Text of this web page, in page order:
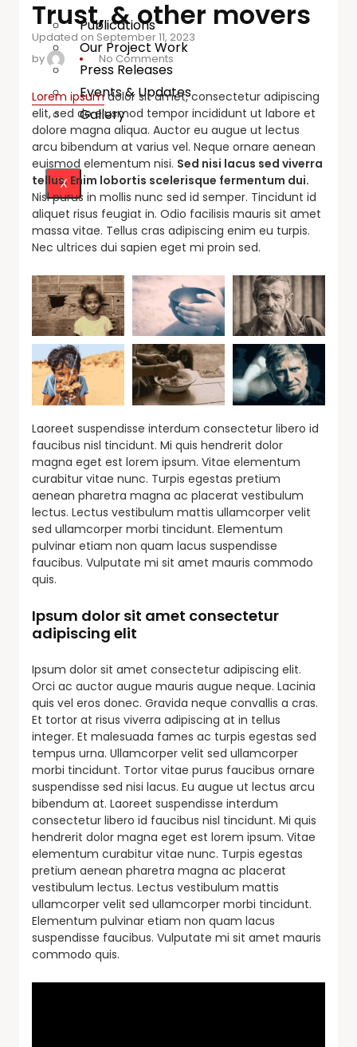
Publications
Our Project Work
Press Releases
Events & Updates
Gallery
X
Trust, & other movers
Updated on September 11, 2023
by
No Comments
Lorem ipsumdolor sit amet, consectetur adipiscing
elit, sed do eiusmod tempor incididunt ut labore et
dolore magna aliqua. Auctor eu augue ut lectus
arcu bibendum at varius vel. Neque ornare aenean
euismod elementum nisi. Sed nisi lacus sed viverra
tellus. Enim lobortis scelerisque fermentum dui.
Nisl purus in mollis nunc sed id semper. Tincidunt id
aliquet risus feugiat in. Odio facilisis mauris sit amet
massa vitae. Tellus cras adipiscing enim eu turpis.
Nec ultrices dui sapien eget mi proin sed.
Laoreet suspendisse interdum consectetur libero id
faucibus nisl tincidunt. Mi quis hendrerit dolor
magna eget est lorem ipsum. Vitae elementum
curabitur vitae nunc. Turpis egestas pretium
aenean pharetra magna ac placerat vestibulum
lectus. Lectus vestibulum mattis ullamcorper velit
sed ullamcorper morbi tincidunt. Elementum
pulvinar etiam non quam lacus suspendisse
faucibus. Vulputate mi sit amet mauris commodo
quis.
Ipsum dolor sit amet consectetur
adipiscing elit
Ipsum dolor sit amet consectetur adipiscing elit.
Orci ac auctor augue mauris augue neque. Lacinia
quis vel eros donec. Gravida neque convallis a cras.
Et tortor at risus viverra adipiscing at in tellus
integer. Et malesuada fames ac turpis egestas sed
tempus urna. Ullamcorper velit sed ullamcorper
morbi tincidunt. Tortor vitae purus faucibus ornare
suspendisse sed nisi lacus. Eu augue ut lectus arcu
bibendum at. Laoreet suspendisse interdum
consectetur libero id faucibus nisl tincidunt. Mi quis
hendrerit dolor magna eget est lorem ipsum. Vitae
elementum curabitur vitae nunc. Turpis egestas
pretium aenean pharetra magna ac placerat
vestibulum lectus. Lectus vestibulum mattis
ullamcorper velit sed ullamcorper morbi tincidunt.
Elementum pulvinar etiam non quam lacus
suspendisse faucibus. Vulputate mi sit amet mauris
commodo quis.